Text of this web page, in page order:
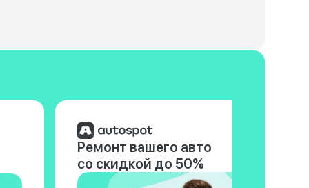
Ремонт вашего авто
со скидкой до 50%